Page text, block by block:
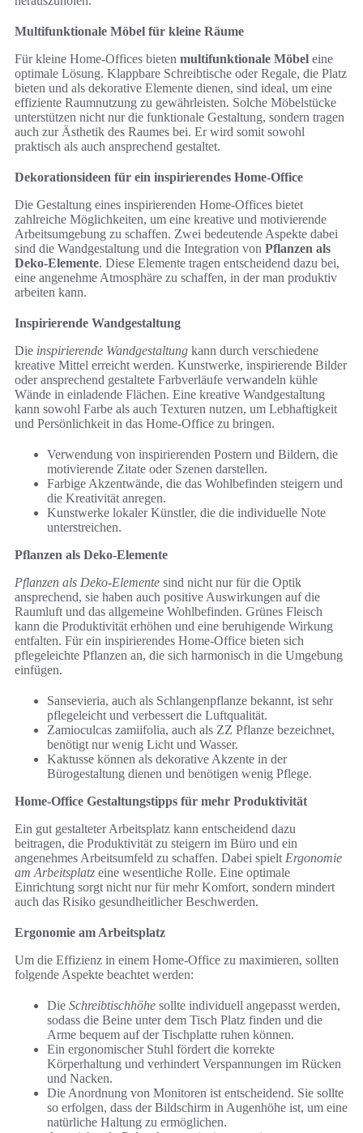
Multifunktionale Möbel für kleine Räume
Für kleine Home-Offices bieten multifunktionale Möbel eine
optimale Lösung. Klappbare Schreibtische oder Regale, die Platz
bieten und als dekorative Elemente dienen, sind ideal, um eine
effiziente Raumnutzung zu gewährleisten. Solche Möbelstücke
unterstützen nicht nur die funktionale Gestaltung, sondern tragen
auch zur Ästhetik des Raumes bei. Er wird somit sowohl
praktisch als auch ansprechend gestaltet.
Dekorationsideen für ein inspirierendes Home-Office
Die Gestaltung eines inspirierenden Home-Offices bietet
zahlreiche Möglichkeiten, um eine kreative und motivierende
Arbeitsumgebung zu schaffen. Zwei bedeutende Aspekte dabei
sind die Wandgestaltung und die Integration von Pflanzen als
Deko-Elemente. Diese Elemente tragen entscheidend dazu bei,
eine angenehme Atmosphäre zu schaffen, in der man produktiv
arbeiten kann.
Inspirierende Wandgestaltung
Die inspirierende Wandgestaltung kann durch verschiedene
kreative Mittel erreicht werden. Kunstwerke, inspirierende Bilder
oder ansprechend gestaltete Farbverläufe verwandeln kühle
Wände in einladende Flächen. Eine kreative Wandgestaltung
kann sowohl Farbe als auch Texturen nutzen, um Lebhaftigkeit
und Persönlichkeit in das Home-Office zu bringen.
Verwendung von inspirierenden Postern und Bildern, die
motivierende Zitate oder Szenen darstellen.
Farbige Akzentwände, die das Wohlbefinden steigern und
die Kreativität anregen.
Kunstwerke lokaler Künstler, die die individuelle Note
unterstreichen.
Pflanzen als Deko-Elemente
Pflanzen als Deko-Elemente sind nicht nur für die Optik
ansprechend, sie haben auch positive Auswirkungen auf die
Raumluft und das allgemeine Wohlbefinden. Grünes Fleisch
kann die Produktivität erhöhen und eine beruhigende Wirkung
entfalten. Für ein inspirierendes Home-Office bieten sich
pflegeleichte Pflanzen an, die sich harmonisch in die Umgebung
einfügen.
Sansevieria, auch als Schlangenpflanze bekannt, ist sehr
pflegeleicht und verbessert die Luftqualität.
Zamioculcas zamiifolia, auch als ZZ Pflanze bezeichnet,
benötigt nur wenig Licht und Wasser.
Kaktusse können als dekorative Akzente in der
Bürogestaltung dienen und benötigen wenig Pflege.
Home-Office Gestaltungstipps für mehr Produktivität
Ein gut gestalteter Arbeitsplatz kann entscheidend dazu
beitragen, die Produktivität zu steigern im Büro und ein
angenehmes Arbeitsumfeld zu schaffen. Dabei spielt Ergonomie
am Arbeitsplatz eine wesentliche Rolle. Eine optimale
Einrichtung sorgt nicht nur für mehr Komfort, sondern mindert
auch das Risiko gesundheitlicher Beschwerden.
Ergonomie am Arbeitsplatz
Um die Effizienz in einem Home-Office zu maximieren, sollten
folgende Aspekte beachtet werden:
Die Schreibtischhöhe sollte individuell angepasst werden,
sodass die Beine unter dem Tisch Platz finden und die
Arme bequem auf der Tischplatte ruhen können.
Ein ergonomischer Stuhl fördert die korrekte
Körperhaltung und verhindert Verspannungen im Rücken
und Nacken.
Die Anordnung von Monitoren ist entscheidend. Sie sollte
so erfolgen, dass der Bildschirm in Augenhöhe ist, um eine
natürliche Haltung zu ermöglichen.